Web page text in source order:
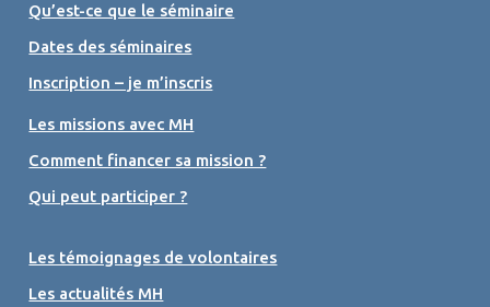
Qu’est-ce que le séminaire
Dates des séminaires
Inscription – je m’inscris
Les missions avec MH
Comment financer sa mission ?
Qui peut participer ?
Les témoignages de volontaires
Les actualités MH